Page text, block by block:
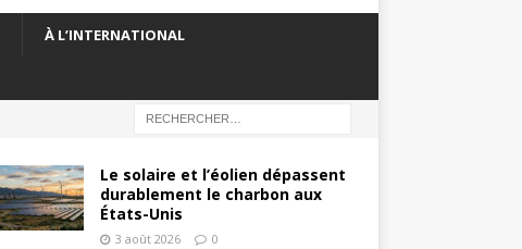
À L’INTERNATIONAL
Le solaire et l’éolien dépassent
durablement le charbon aux
États-Unis
3 août 2026 0